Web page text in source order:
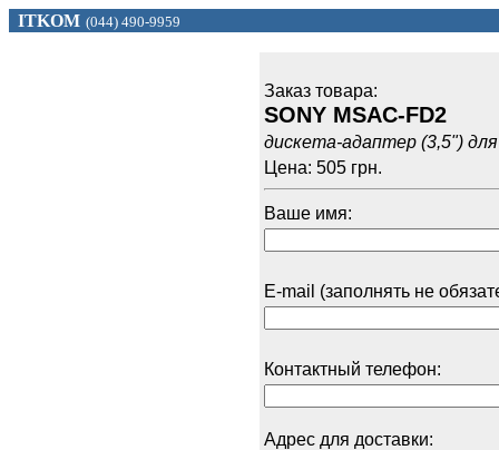
ITKOM (044) 490-9959
Заказ товарa:
SONY MSAC-FD2
дискета-адаптер (3,5")
Цена: 505 грн.
Ваше имя:
E-mail (заполнять не
Контактный телефон:
Адрес для доставки: